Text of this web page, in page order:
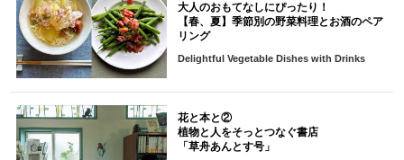
大人のおもてなしにぴったり！
【春、夏】季節別の野菜料理とお酒のペア
リング
Delightful Vegetable Dishes with Drinks
花と本と②
植物と人をそっとつなぐ書店
「草舟あんとす号」